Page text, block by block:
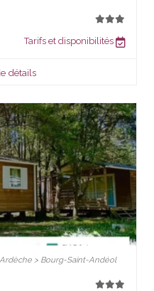
Tarifs et disponibilités
détails
> Bourg-Saint-Andéol